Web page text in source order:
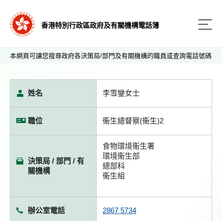
香港特別行政區政府及有關機構電話簿
本網頁可讓您搜尋政府各決策局/部門及有關機構的職員或查詢電話號碼
姓名 李雪鑾女士
職位 衞生總督察(衞生)2
決策局 / 部門 / 有
關機構
食物環境衞生署
環境衞生部
總部科
衞生組
辦公室電話 2867 5734